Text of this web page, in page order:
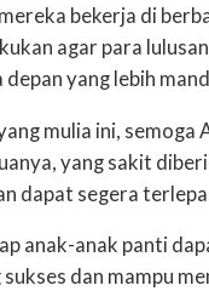
bekerja di
agar para
depan yang lebih
mulia ini, semoga
yang sakit
dapat segera
anak-anak panti
sukses dan mampu